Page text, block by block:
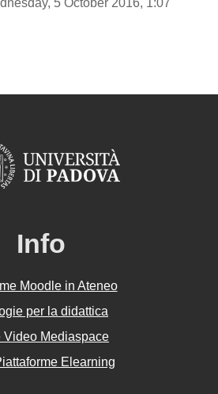
Info
Moodle in Ateneo
per la didattica
Video Mediaspace
Elearning